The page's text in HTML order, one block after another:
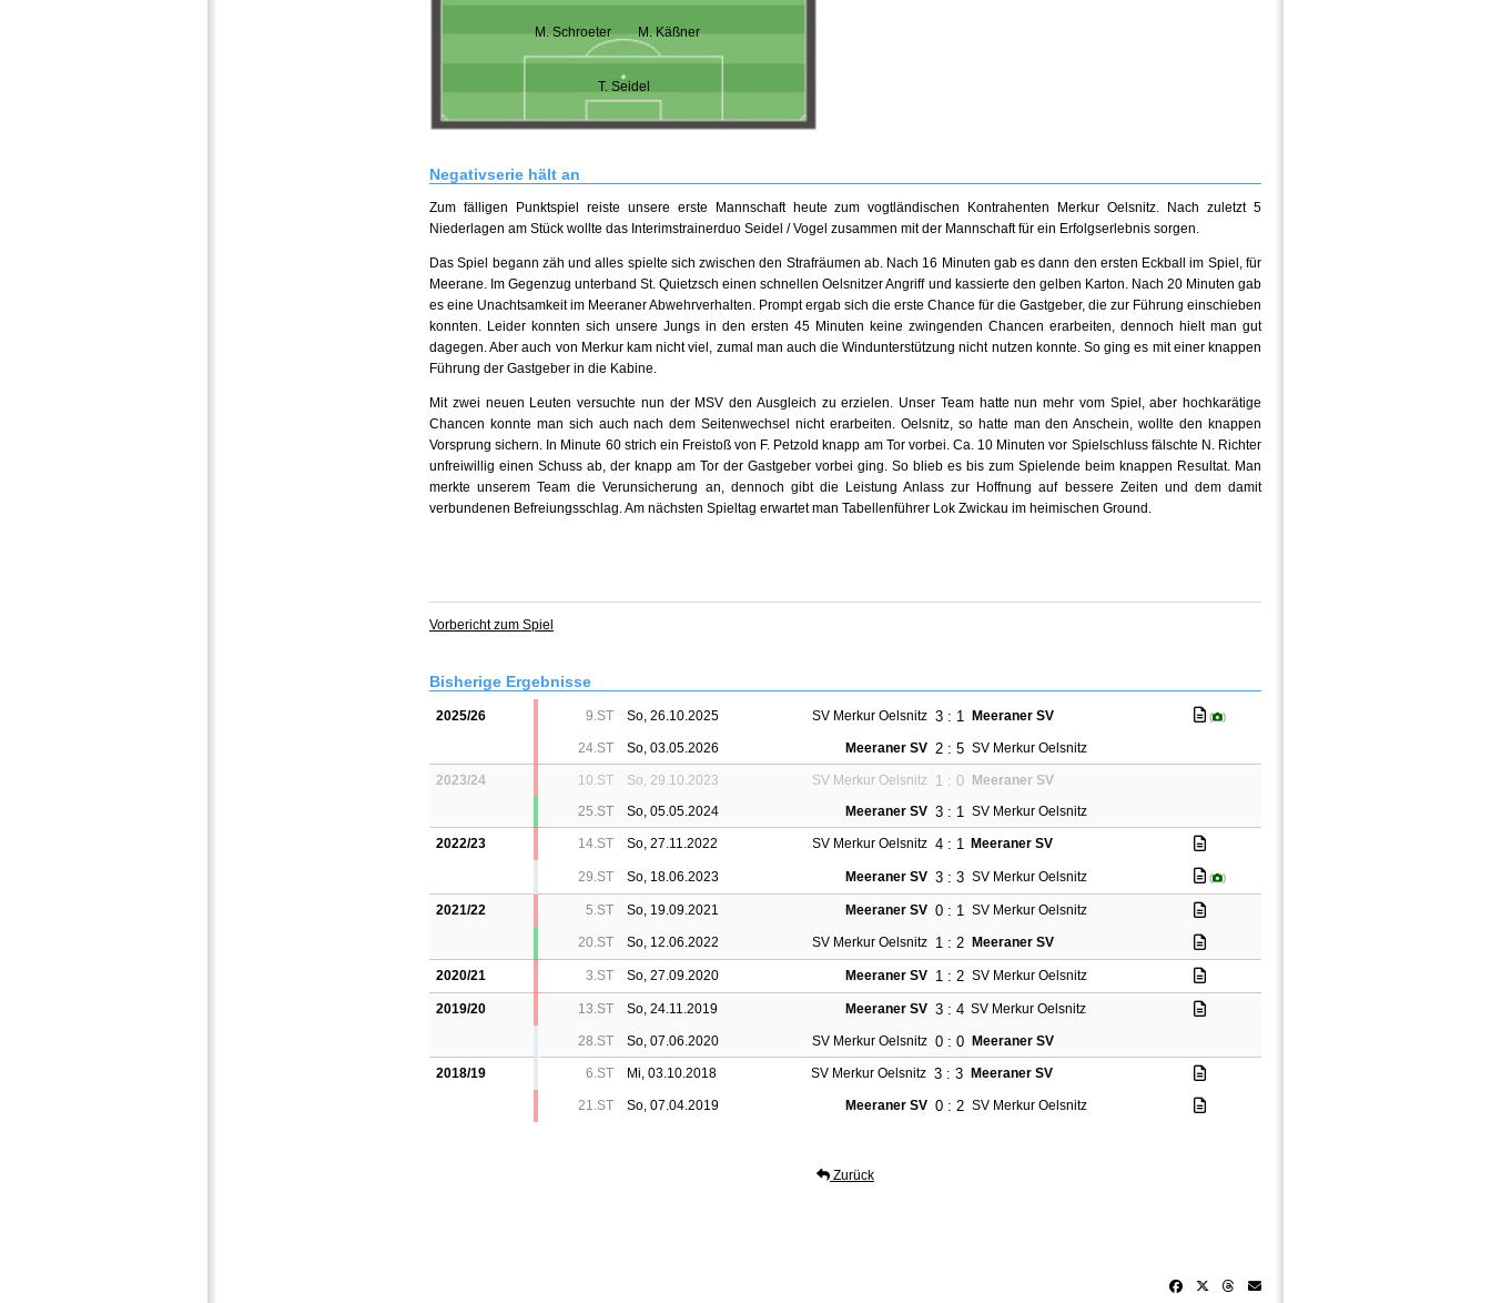
M. Schroeter M. Käßner
T. Seidel
Negativserie hält an
Zum fälligen Punktspiel reiste unsere erste Mannschaft heute zum vogtländischen Kontrahenten Merkur Oelsnitz. Nach zuletzt 5
Niederlagen am Stück wollte das Interimstrainerduo Seidel / Vogel zusammen mit der Mannschaft für ein Erfolgserlebnis sorgen.
Das Spiel begann zäh und alles spielte sich zwischen den Strafräumen ab. Nach 16 Minuten gab es dann den ersten Eckball im Spiel, für
Meerane. Im Gegenzug unterband St. Quietzsch einen schnellen Oelsnitzer Angriff und kassierte den gelben Karton. Nach 20 Minuten gab
es eine Unachtsamkeit im Meeraner Abwehrverhalten. Prompt ergab sich die erste Chance für die Gastgeber, die zur Führung einschieben
konnten. Leider konnten sich unsere Jungs in den ersten 45 Minuten keine zwingenden Chancen erarbeiten, dennoch hielt man gut
dagegen. Aber auch von Merkur kam nicht viel, zumal man auch die Windunterstützung nicht nutzen konnte. So ging es mit einer knappen
Führung der Gastgeber in die Kabine.
Mit zwei neuen Leuten versuchte nun der MSV den Ausgleich zu erzielen. Unser Team hatte nun mehr vom Spiel, aber hochkarätige
Chancen konnte man sich auch nach dem Seitenwechsel nicht erarbeiten. Oelsnitz, so hatte man den Anschein, wollte den knappen
Vorsprung sichern. In Minute 60 strich ein Freistoß von F. Petzold knapp am Tor vorbei. Ca. 10 Minuten vor Spielschluss fälschte N. Richter
unfreiwillig einen Schuss ab, der knapp am Tor der Gastgeber vorbei ging. So blieb es bis zum Spielende beim knappen Resultat. Man
merkte unserem Team die Verunsicherung an, dennoch gibt die Leistung Anlass zur Hoffnung auf bessere Zeiten und dem damit
verbundenen Befreiungsschlag. Am nächsten Spieltag erwartet man Tabellenführer Lok Zwickau im heimischen Ground.
Vorbericht zum Spiel
Bisherige Ergebnisse
2025/26 9.ST So, 26.10.2025 SV Merkur Oelsnitz 3 : 1 Meeraner SV ( )
24.ST So, 03.05.2026 Meeraner SV 2 : 5 SV Merkur Oelsnitz
2023/24 10.ST So, 29.10.2023 SV Merkur Oelsnitz 1 : 0
Meeraner SV
25.ST
So, 05.05.2024 Meeraner SV 3 : 1 SV Merkur Oelsnitz
2022/23 14.ST So, 27.11.2022 SV Merkur Oelsnitz 4 : 1 Meeraner SV
29.ST So, 18.06.2023 Meeraner SV 3 : 3 SV Merkur Oelsnitz ( )
2021/22 5.ST So, 19.09.2021 Meeraner SV 0 : 1 SV Merkur Oelsnitz
20.ST So, 12.06.2022 SV Merkur Oelsnitz 1 : 2 Meeraner SV
2020/21 3.ST So, 27.09.2020 Meeraner SV 1 : 2 SV Merkur Oelsnitz
2019/20 13.ST So, 24.11.2019 Meeraner SV 3 : 4 SV Merkur Oelsnitz
28.ST So, 07.06.2020 SV Merkur Oelsnitz 0 : 0 Meeraner SV
2018/19 6.ST Mi, 03.10.2018 SV Merkur Oelsnitz 3 : 3 Meeraner SV
21.ST So, 07.04.2019 Meeraner SV 0 : 2 SV Merkur Oelsnitz
Zurück